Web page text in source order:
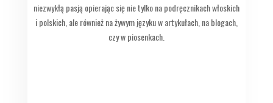
niezwykłą pasją opierając się nie tylko na podręcznikach włoskich
i polskich, ale również na żywym języku w artykułach, na blogach,
czy w piosenkach.